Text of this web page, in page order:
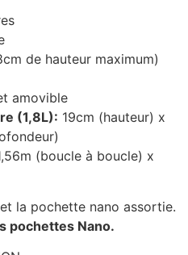
de hauteur maximum)
amovible
(1,8L): 19cm (hauteur) x
(boucle à boucle) x
la pochette nano assortie.
pochettes Nano.